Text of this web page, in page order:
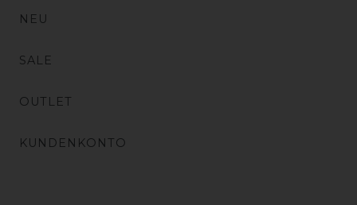
NEU
SALE
OUTLET
KUNDENKONTO